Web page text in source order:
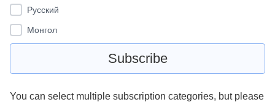
Pусский
Монгол
You can select multiple subscription categories, but please